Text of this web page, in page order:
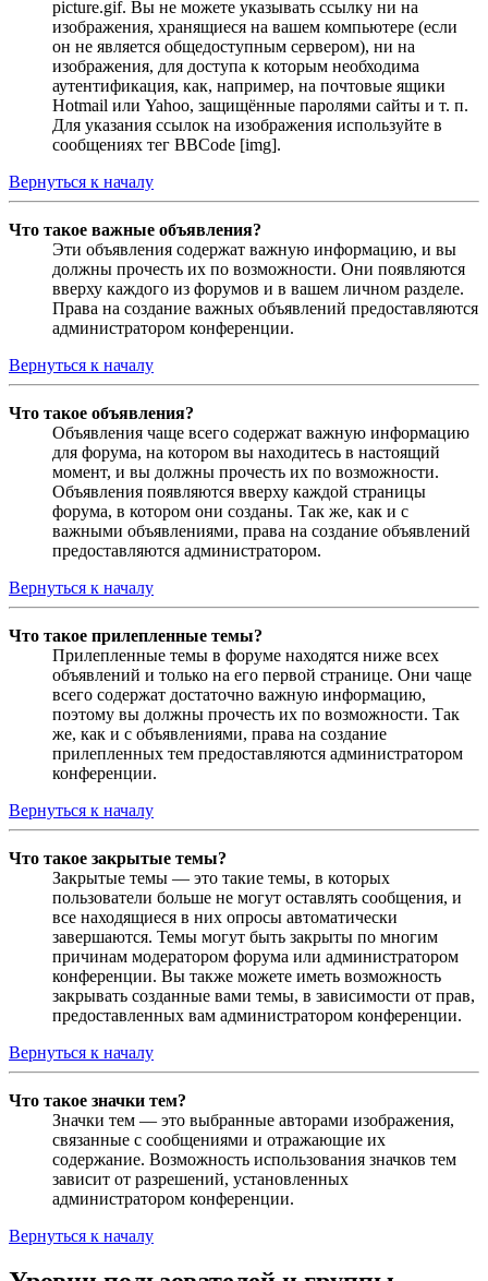
picture.gif. Вы не можете указывать ссылку ни на
изображения, хранящиеся на вашем компьютере (если
он не является общедоступным сервером), ни на
изображения, для доступа к которым необходима
аутентификация, как, например, на почтовые ящики
Hotmail или Yahoo, защищённые паролями сайты и т. п.
Для указания ссылок на изображения используйте в
сообщениях тег BBCode [img].
Вернуться к началу
Что такое важные объявления?
Эти объявления содержат важную информацию, и вы
должны прочесть их по возможности. Они появляются
вверху каждого из форумов и в вашем личном разделе.
Права на создание важных объявлений предоставляются
администратором конференции.
Вернуться к началу
Что такое объявления?
Объявления чаще всего содержат важную информацию
для форума, на котором вы находитесь в настоящий
момент, и вы должны прочесть их по возможности.
Объявления появляются вверху каждой страницы
форума, в котором они созданы. Так же, как и с
важными объявлениями, права на создание объявлений
предоставляются администратором.
Вернуться к началу
Что такое прилепленные темы?
Прилепленные темы в форуме находятся ниже всех
объявлений и только на его первой странице. Они чаще
всего содержат достаточно важную информацию,
поэтому вы должны прочесть их по возможности. Так
же, как и с объявлениями, права на создание
прилепленных тем предоставляются администратором
конференции.
Вернуться к началу
Что такое закрытые темы?
Закрытые темы — это такие темы, в которых
пользователи больше не могут оставлять сообщения, и
все находящиеся в них опросы автоматически
завершаются. Темы могут быть закрыты по многим
причинам модератором форума или администратором
конференции. Вы также можете иметь возможность
закрывать созданные вами темы, в зависимости от прав,
предоставленных вам администратором конференции.
Вернуться к началу
Что такое значки тем?
Значки тем — это выбранные авторами изображения,
связанные с сообщениями и отражающие их
содержание. Возможность использования значков тем
зависит от разрешений, установленных
администратором конференции.
Вернуться к началу